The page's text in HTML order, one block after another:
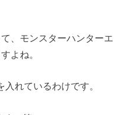
、モンスターハンターエ
よね。
れているわけです。